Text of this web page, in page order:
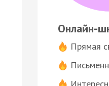
Онлайн-
Прямая